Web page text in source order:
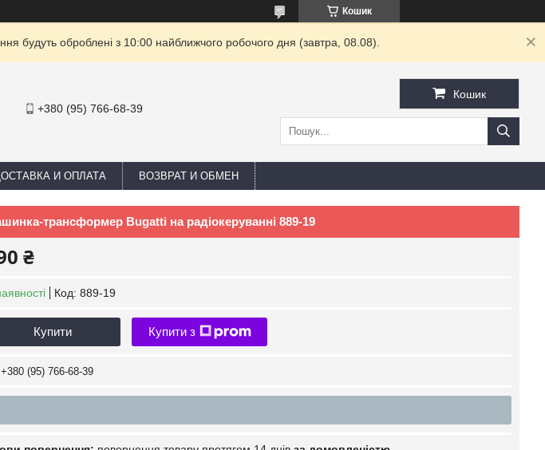
Кошик
будуть оброблені з 10:00 найближчого робочого дня (завтра, 08.08).
+380 (95) 766-68-39
Кошик
И ОПЛАТА ВОЗВРАТ И ОБМЕН
трансформер Bugatti на радіокеруванні 889-19
₴
Код: 889-19
Купити Купити з
+380 (95) 766-68-39